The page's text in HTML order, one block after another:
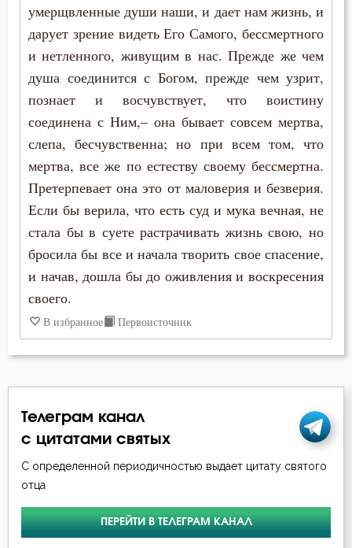
Истина
Клятва
Крест
Крестное знамение
Кротость
Ложь
Лукавство
Любовь
Любовь Божия
Месть
Милостыня
умерщвленные души наши, и дает нам жизнь, и
дарует зрение видеть Его Самого, бессмертного
и нетленного, живущим в нас. Прежде же чем
душа соединится с Богом, прежде чем узрит,
познает и восчувствует, что воистину
соединена с Ним,– она бывает совсем мертва,
слепа, бесчувственна; но при всем том, что
мертва, все же по естеству своему бессмертна.
Претерпевает она это от маловерия и безверия.
Если бы верила, что есть суд и мука вечная, не
стала бы в суете растрачивать жизнь свою, но
бросила бы все и начала творить свое спасение,
и начав, дошла бы до оживления и воскресения
своего.
В избранное Первоисточник
Телеграм канал
с цитатами святых
С определенной периодичностью выдает цитату святого
отца
ПЕРЕЙТИ В ТЕЛЕГРАМ КАНАЛ